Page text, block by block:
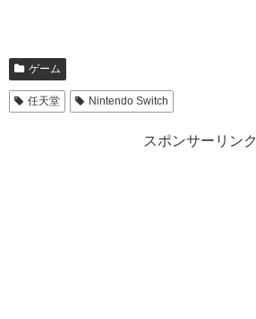
ゲーム
任天堂 Nintendo Switch
スポンサーリンク